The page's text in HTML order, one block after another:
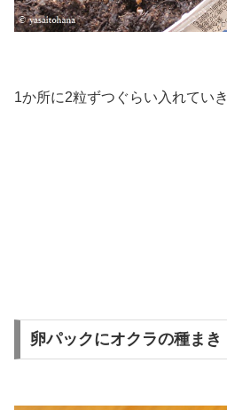
1か所に2粒ずつぐらい入れていき
卵パックにオクラの種まき